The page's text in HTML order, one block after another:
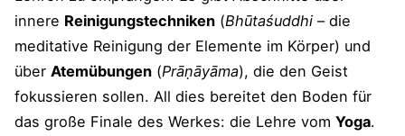
innere Reinigungstechniken (Bhūtaśuddhi – die
meditative Reinigung der Elemente im Körper) und
über Atemübungen (Prāṇāyāma), die den Geist
fokussieren sollen. All dies bereitet den Boden für
das große Finale des Werkes: die Lehre vom Yoga.